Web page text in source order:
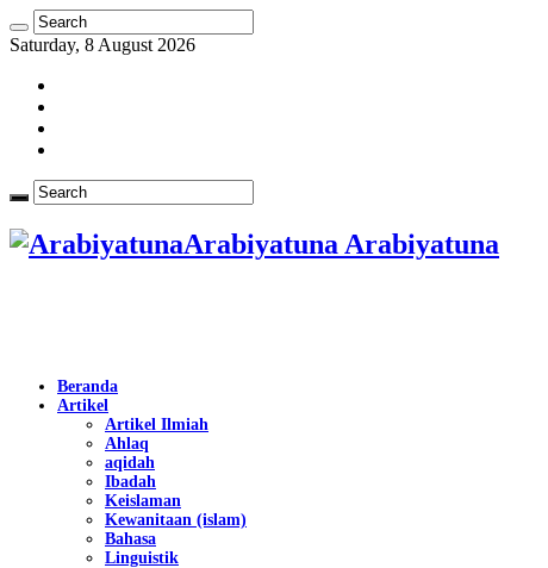
Saturday, 8 August 2026
Arabiyatuna Arabiyatuna
Beranda
Artikel
Artikel Ilmiah
Ahlaq
aqidah
Ibadah
Keislaman
Kewanitaan (islam)
Bahasa
Linguistik